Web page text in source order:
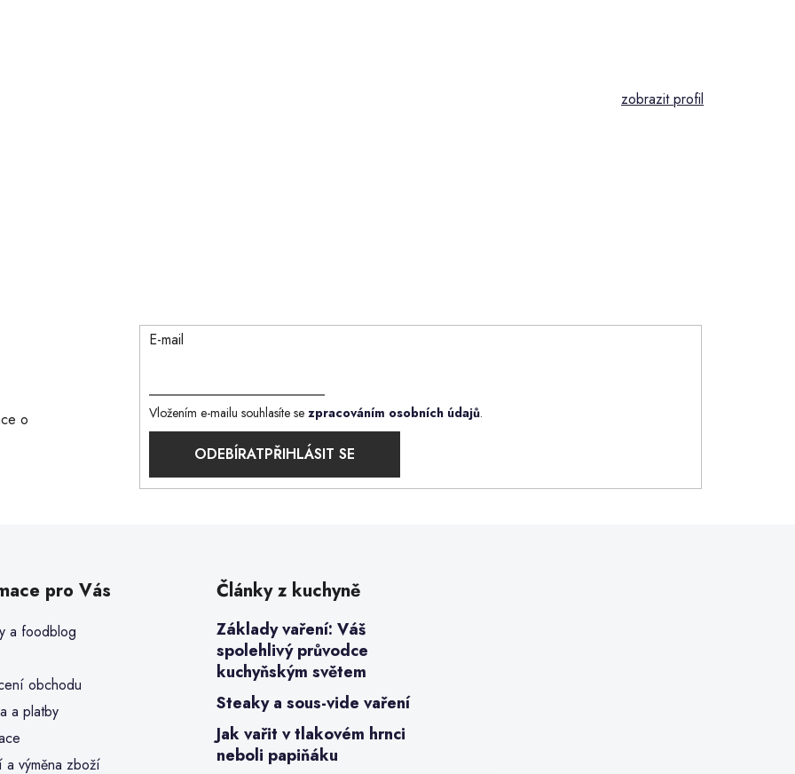
o
E-mail
Vložením e-mailu souhlasíte se zpracováním osobních údajů.
PŘIHLÁSIT SE
pro Vás
a foodblog
obchodu
a platby
a výměna zboží
Články z kuchyně
Základy vaření: Váš
spolehlivý průvodce
kuchyňským světem
Steaky a sous-vide vaření
Jak vařit v tlakovém hrnci
neboli papiňáku